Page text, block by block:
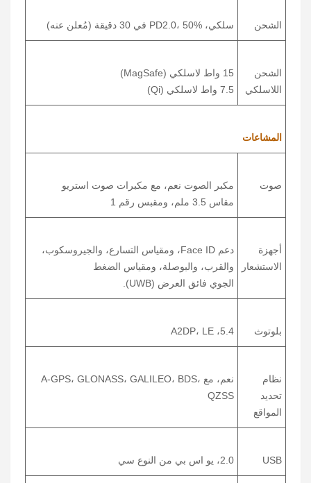
الشحن سلكي، PD2.0، 50% في 30 دقيقة (مُعلن عنه)
الشحن
اللاسلكي
15 واط لاسلكي (MagSafe)
7.5 واط لاسلكي (Qi)
المشاعات
صوت
مكبر الصوت نعم، مع مكبرات صوت استريو
مقاس 3.5 ملم، ومقبس رقم 1
أجهزة
الاستشعار
دعم Face ID، ومقياس التسارع، والجيروسكوب،
والقرب، والبوصلة، ومقياس الضغط
الجوي فائق العرض (UWB).
بلوتوث 5.4، A2DP، LE
نظام
تحديد
المواقع
نعم، مع A-GPS، GLONASS، GALILEO، BDS،
QZSS
USB 2.0، يو اس بي من النوع سي